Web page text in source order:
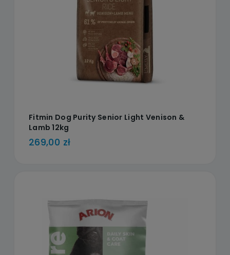
Fitmin Dog Purity Senior Light Venison &
Lamb 12kg
269,00 zł